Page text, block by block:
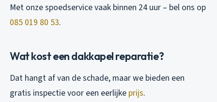
Met onze spoedservice vaak binnen 24 uur – bel ons op
085 019 80 53.
Wat kost een dakkapel reparatie?
Dat hangt af van de schade, maar we bieden een
gratis inspectie voor een eerlijke prijs.